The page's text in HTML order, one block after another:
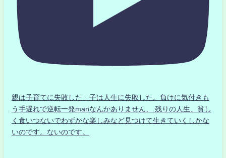
親は子育てに失敗した」子は人生に失敗した。負けに気付きも
う手遅れで逆転一発manなんかありません、 残りの人生、貧し
く食いつないでわずかな楽しみなど見つけて生きていくしかな
いのです。ないのです。